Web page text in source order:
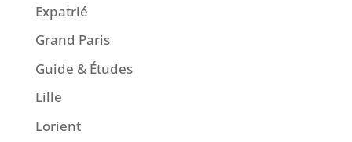
Expatrié
Grand Paris
Guide & Études
Lille
Lorient